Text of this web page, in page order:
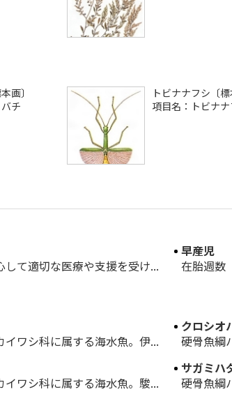
画〕
チ
トビナナフシ〔標
項目名：トビナ
て適切な医療や支援を受け...
早産児
在胎週数
ワシ科に属する海水魚。伊...
クロシオ
硬骨魚綱
ワシ科に属する海水魚。駿...
サガミハ
硬骨魚綱